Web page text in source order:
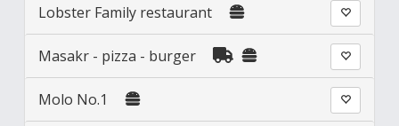
Lobster Family restaurant
Masakr - pizza - burger
Molo No.1